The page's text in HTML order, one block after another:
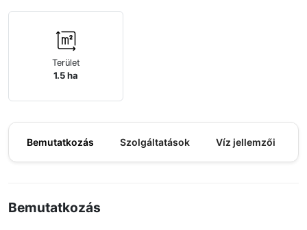
Terület
1.5 ha
Bemutatkozás Szolgáltatások Víz jellemzői
Bemutatkozás